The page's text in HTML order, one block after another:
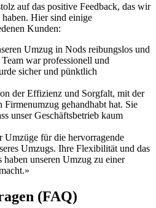
auf das positive Feedback, das wir
Hier sind einige
Kunden:
Umzug in Nods reibungslos und
war professionell und
sicher und pünktlich
der Effizienz und Sorgfalt, mit der
Firmenumzug gehandhabt hat. Sie
unser Geschäftsbetrieb kaum
für die hervorragende
Umzugs. Ihre Flexibilität und das
haben unseren Umzug zu einer
(FAQ)